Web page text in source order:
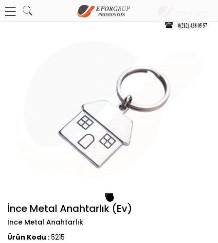
İnce Metal Anahtarlık (Ev)
İnce Metal Anahtarlık
Ürün Kodu :5215